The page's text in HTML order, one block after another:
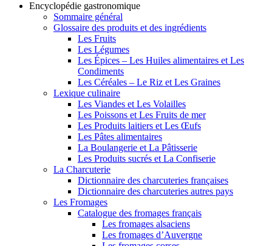
Encyclopédie gastronomique
Sommaire général
Glossaire des produits et des ingrédients
Les Fruits
Les Légumes
Les Épices – Les Huiles alimentaires et Les
Condiments
Les Céréales – Le Riz et Les Graines
Lexique culinaire
Les Viandes et Les Volailles
Les Poissons et Les Fruits de mer
Les Produits laitiers et Les Œufs
Les Pâtes alimentaires
La Boulangerie et La Pâtisserie
Les Produits sucrés et La Confiserie
La Charcuterie
Dictionnaire des charcuteries françaises
Dictionnaire des charcuteries autres pays
Les Fromages
Catalogue des fromages français
Les fromages alsaciens
Les fromages d’Auvergne